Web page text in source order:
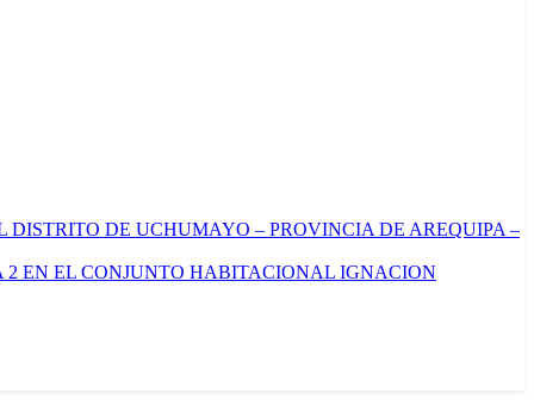
DISTRITO DE UCHUMAYO – PROVINCIA DE AREQUIPA –
EN EL CONJUNTO HABITACIONAL IGNACION